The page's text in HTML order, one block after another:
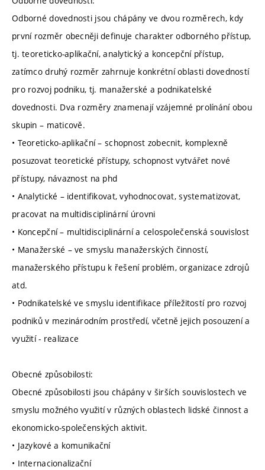
Odborné dovednosti jsou chápány ve dvou rozměrech, kdy
první rozměr obecněji definuje charakter odborného přístup,
tj. teoreticko-aplikační, analytický a koncepční přístup,
zatímco druhý rozměr zahrnuje konkrétní oblasti dovedností
pro rozvoj podniku, tj. manažerské a podnikatelské
dovednosti. Dva rozměry znamenají vzájemné prolínání obou
skupin – maticově.
• Teoreticko-aplikační – schopnost zobecnit, komplexně
posuzovat teoretické přístupy, schopnost vytvářet nové
přístupy, návaznost na phd
• Analytické – identifikovat, vyhodnocovat, systematizovat,
pracovat na multidisciplinární úrovni
• Koncepční – multidisciplinární a celospolečenská souvislost
• Manažerské – ve smyslu manažerských činností,
manažerského přístupu k řešení problém, organizace zdrojů
atd.
• Podnikatelské ve smyslu identifikace příležitostí pro rozvoj
podniků v mezinárodním prostředí, včetně jejich posouzení a
využití - realizace
Obecné způsobilosti:
Obecné způsobilosti jsou chápány v širších souvislostech ve
smyslu možného využití v různých oblastech lidské činnost a
ekonomicko-společenských aktivit.
• Jazykové a komunikační
• Internacionalizační